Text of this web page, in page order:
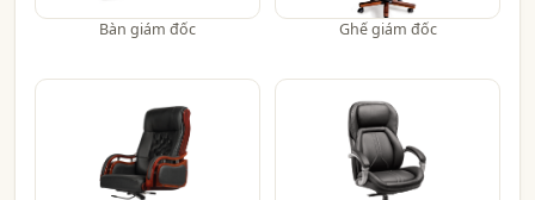
Bàn giám đốc Ghế giám đốc